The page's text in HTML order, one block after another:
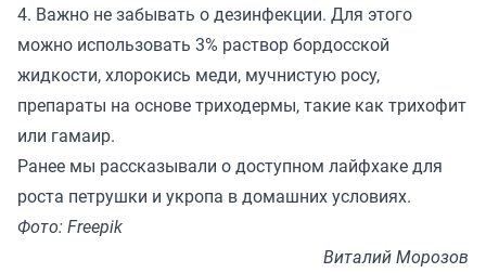
4. Важно не забывать о дезинфекции. Для этого
можно использовать 3% раствор бордосской
жидкости, хлорокись меди, мучнистую росу,
препараты на основе триходермы, такие как трихофит
или гамаир.
Ранее мы рассказывали о доступном лайфхаке для
роста петрушки и укропа в домашних условиях.
Фото: Freepik
Виталий Морозов